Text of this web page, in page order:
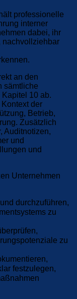
professionelle
interner
dabei, ihr
nachvollziehbar
an den
sämtliche
10 ab.
der
Betrieb,
Zusätzlich
Auditnotizen,
und
und
Unternehmen
durchzuführen,
zu
zu
festzulegen,